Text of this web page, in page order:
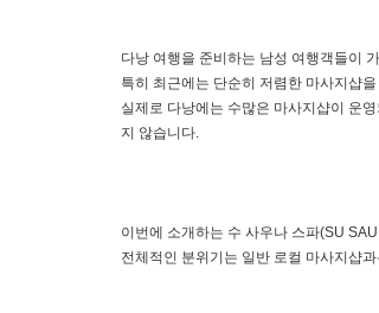
다낭 여행을 준비하는 남성 여행객들이
특히 최근에는 단순히 저렴한 마사지샵
실제로 다낭에는 수많은 마사지샵이 운
지 않습니다.
이번에 소개하는 수 사우나 스파(SU
전체적인 분위기는 일반 로컬 마사지샵